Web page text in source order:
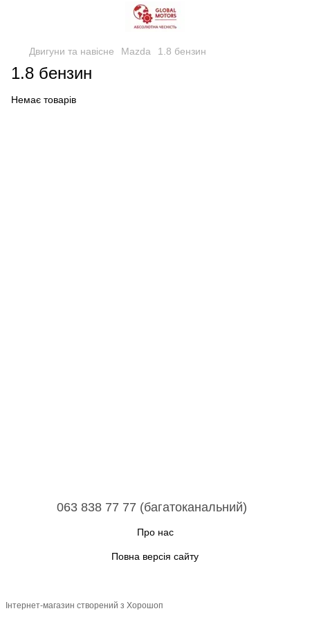
Двигуни та навісне Mazda 1.8 бензин
1.8 бензин
Немає товарів
063 838 77 77 (багатоканальний)
Про нас
Повна версія сайту
Інтернет-магазин створений з Хорошоп